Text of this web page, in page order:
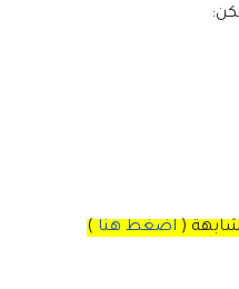
( اضغط هنا )